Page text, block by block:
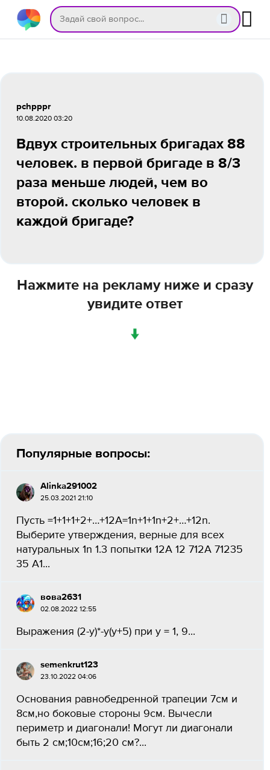
pchpppr
10.08.2020 03:20
Вдвух строительных бригадах 88
человек. в первой бригаде в 8/3
раза меньше людей, чем во
второй. сколько человек в
каждой бригаде?
Нажмите на рекламу ниже и сразу
увидите ответ
↓
Популярные вопросы:
Alinka291002
25.03.2021 21:10
Пусть =1+1+1+2+…+12A=1n+1+1n+2+…+12n.
Выберите утверждения, верные для всех
натуральных 1n 1.3 попытки 12A 12 712A 71235
35 A1...
вова2631
02.08.2022 12:55
Выражения (2-y)*-y(y+5) при у = 1, 9​...
semenkrut123
23.10.2022 04:06
Основания равнобедренной трапеции 7см и
8см,но боковые стороны 9см. Вычесли
периметр и диагонали! Могут ли диагонали
быть 2 см;10см;16;20 см?...